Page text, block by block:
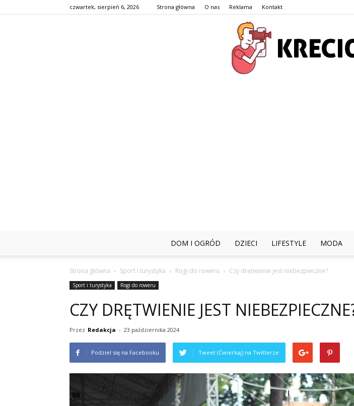
czwartek, sierpień 6, 2026 Strona główna O nas Reklama Kontakt
DOM I OGRÓD DZIECI LIFESTYLE MODA
Strona główna Sport i turystyka Rogi do roweru Czy drętwienie jest niebezpieczne?
Sport i turystyka Rogi do roweru
CZY DRĘTWIENIE JEST
Przez Redakcja - 23 października 2024
Podziel się na Facebooku Tweet (Ćwierkaj) na Twitterze